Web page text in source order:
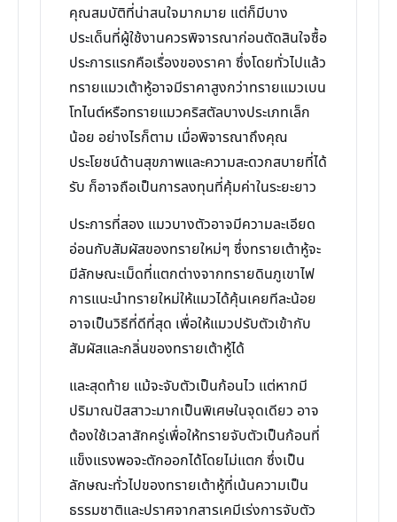
คุณสมบัติที่น่าสนใจมากมาย แต่ก็มีบาง
ประเด็นที่ผู้ใช้งานควรพิจารณาก่อนตัดสินใจซื้อ
ประการแรกคือเรื่องของราคา ซึ่งโดยทั่วไปแล้ว
ทรายแมวเต้าหู้อาจมีราคาสูงกว่าทรายแมวเบน
โทไนต์หรือทรายแมวคริสตัลบางประเภทเล็ก
น้อย อย่างไรก็ตาม เมื่อพิจารณาถึงคุณ
ประโยชน์ด้านสุขภาพและความสะดวกสบายที่ได้
รับ ก็อาจถือเป็นการลงทุนที่คุ้มค่าในระยะยาว
ประการที่สอง แมวบางตัวอาจมีความละเอียด
อ่อนกับสัมผัสของทรายใหม่ๆ ซึ่งทรายเต้าหู้จะ
มีลักษณะเม็ดที่แตกต่างจากทรายดินภูเขาไฟ
การแนะนำทรายใหม่ให้แมวได้คุ้นเคยทีละน้อย
อาจเป็นวิธีที่ดีที่สุด เพื่อให้แมวปรับตัวเข้ากับ
สัมผัสและกลิ่นของทรายเต้าหู้ได้
และสุดท้าย แม้จะจับตัวเป็นก้อนไว แต่หากมี
ปริมาณปัสสาวะมากเป็นพิเศษในจุดเดียว อาจ
ต้องใช้เวลาสักครู่เพื่อให้ทรายจับตัวเป็นก้อนที่
แข็งแรงพอจะตักออกได้โดยไม่แตก ซึ่งเป็น
ลักษณะทั่วไปของทรายเต้าหู้ที่เน้นความเป็น
ธรรมชาติและปราศจากสารเคมีเร่งการจับตัว